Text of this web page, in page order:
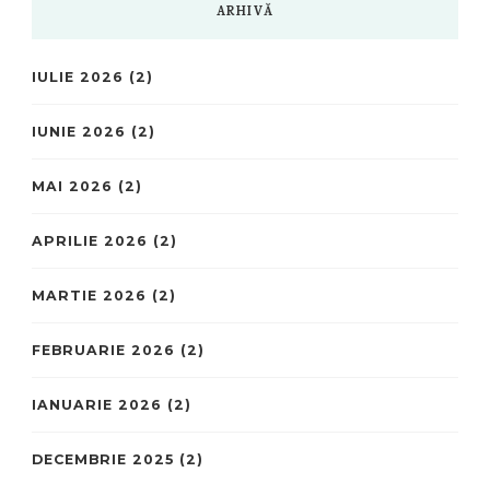
ARHIVĂ
IULIE 2026 (2)
IUNIE 2026 (2)
MAI 2026 (2)
APRILIE 2026 (2)
MARTIE 2026 (2)
FEBRUARIE 2026 (2)
IANUARIE 2026 (2)
DECEMBRIE 2025 (2)